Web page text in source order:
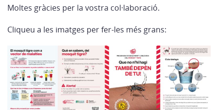
Moltes gràcies per la vostra col·laboració.
Cliqueu a les imatges per fer-les més grans: